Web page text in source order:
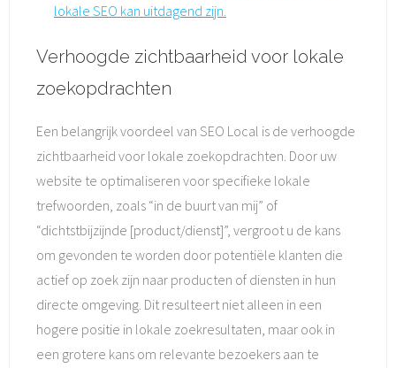
lokale SEO kan uitdagend zijn.
Verhoogde zichtbaarheid voor lokale
zoekopdrachten
Een belangrijk voordeel van SEO Local is de verhoogde
zichtbaarheid voor lokale zoekopdrachten. Door uw
website te optimaliseren voor specifieke lokale
trefwoorden, zoals “in de buurt van mij” of
“dichtstbijzijnde [product/dienst]”, vergroot u de kans
om gevonden te worden door potentiële klanten die
actief op zoek zijn naar producten of diensten in hun
directe omgeving. Dit resulteert niet alleen in een
hogere positie in lokale zoekresultaten, maar ook in
een grotere kans om relevante bezoekers aan te